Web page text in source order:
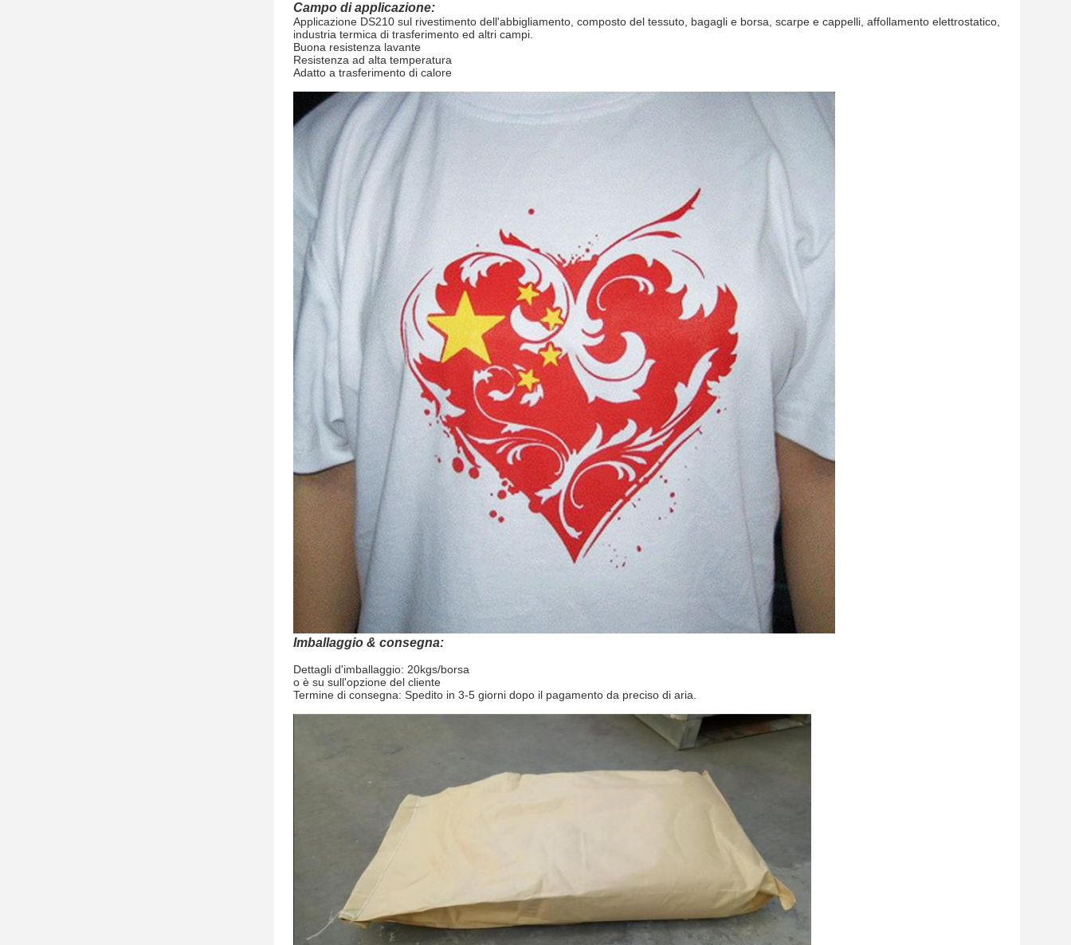
Campo di applicazione:
Applicazione DS210 sul rivestimento dell'abbigliamento, composto del tessuto, bagagli e borsa, scarpe e cappelli, affollamento elettrostatico,
industria termica di trasferimento ed altri campi.
Buona resistenza lavante
Resistenza ad alta temperatura
Adatto a trasferimento di calore
Imballaggio & consegna:
Dettagli d'imballaggio: 20kgs/borsa
o è su sull'opzione del cliente
Termine di consegna: Spedito in 3-5 giorni dopo il pagamento da preciso di aria.